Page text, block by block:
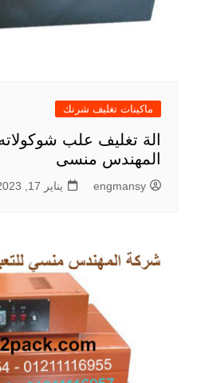
ماكينات تغليف شرنك
المهندس منسى
engmansy يناير 17, 2023